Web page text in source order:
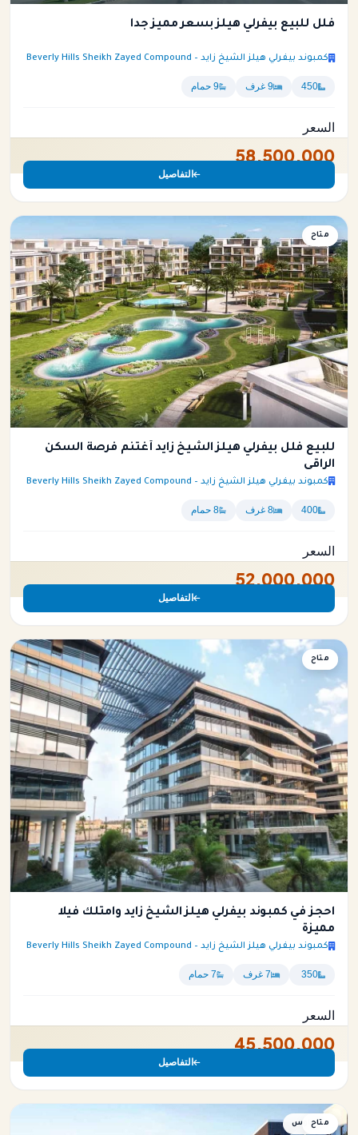
فلل للبيع بيفرلي هيلز بسعر مميز جدا
كمبوند بيفرلي هيلز الشيخ زايد – Beverly Hills Sheikh Zayed Compound
450 9 غرف 9 حمام
السعر
58,500,000
التفاصيل
فيلا
متاح
للبيع فلل بيفرلي هيلز الشيخ زايد أغتنم فرصة السكن
الراقى
كمبوند بيفرلي هيلز الشيخ زايد – Beverly Hills Sheikh Zayed Compound
400 8 غرف 8 حمام
السعر
52,000,000
التفاصيل
فيلا
متاح
احجز في كمبوند بيفرلي هيلز الشيخ زايد وامتلك فيلا
مميزة
كمبوند بيفرلي هيلز الشيخ زايد – Beverly Hills Sheikh Zayed Compound
350 7 غرف 7 حمام
السعر
45,500,000
التفاصيل
بنتهاوس
متاح